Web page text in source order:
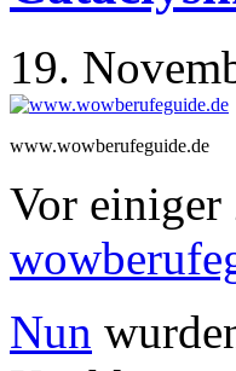
19.
www.wowberufeguide.de
Vor einiger
Nun